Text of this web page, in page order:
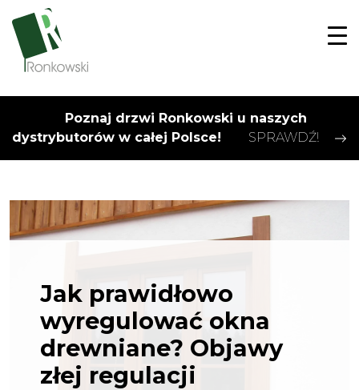
Poznaj drzwi Ronkowski u naszych
dystrybutorów w całej Polsce!
SPRAWDŹ!
Jak prawidłowo
wyregulować okna
drewniane? Objawy
złej regulacji